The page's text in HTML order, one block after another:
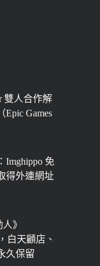
雙人合作解
Games
Imghippo 免
得外連網址
》
白天顧店、
久保留